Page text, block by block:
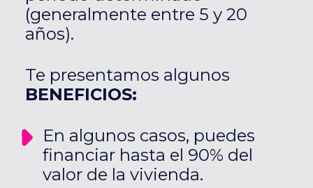
(generalmente entre 5 y 20
años).
Te presentamos algunos
BENEFICIOS:
En algunos casos, puedes
financiar hasta el 90% del
valor de la vivienda.